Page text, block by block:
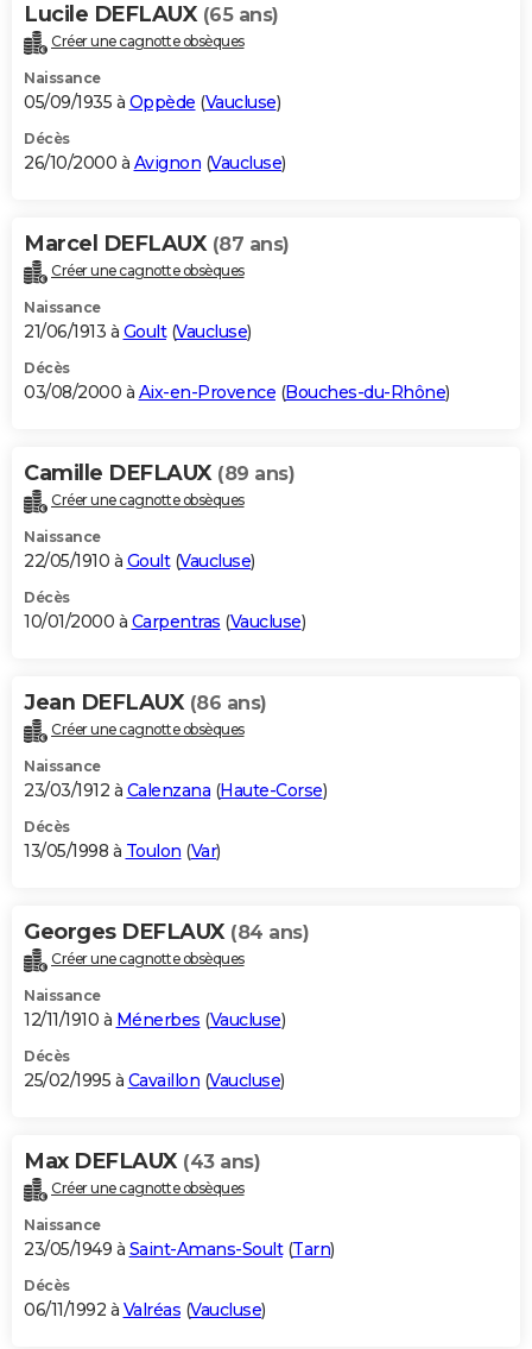
Lucile DEFLAUX (65 ans)
Créer une cagnotte obsèques
Naissance
05/09/1935 à Oppède (Vaucluse)
Décès
26/10/2000 à Avignon (Vaucluse)
Marcel DEFLAUX (87 ans)
Créer une cagnotte obsèques
Naissance
21/06/1913 à Goult(Vaucluse)
Décès
03/08/2000 à Aix-en-Provence (Bouches-du-Rhône)
Camille DEFLAUX (89 ans)
Créer une cagnotte obsèques
Naissance
22/05/1910 à Goult(Vaucluse)
Décès
10/01/2000 à Carpentras (Vaucluse)
Jean DEFLAUX (86 ans)
Créer une cagnotte obsèques
Naissance
23/03/1912 à Calenzana (Haute-Corse)
Décès
13/05/1998 à Toulon (Var)
Georges DEFLAUX (84 ans)
Créer une cagnotte obsèques
Naissance
12/11/1910 à Ménerbes (Vaucluse)
Décès
25/02/1995 à Cavaillon (Vaucluse)
Max DEFLAUX (43 ans)
Créer une cagnotte obsèques
Naissance
23/05/1949 à Saint-Amans-Soult(Tarn)
Décès
06/11/1992 à Valréas (Vaucluse)